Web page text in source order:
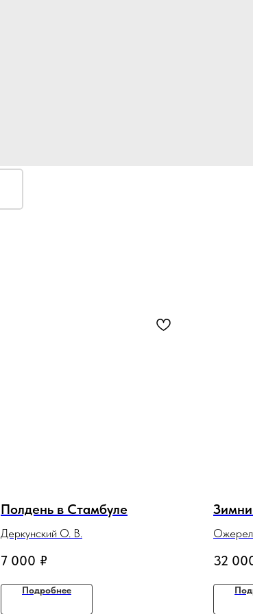
Полдень в Стамбуле
Деркунский О. В.
7 000 ₽
Подробнее
32